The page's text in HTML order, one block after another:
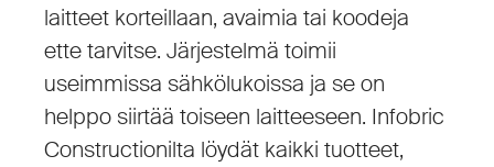
laitteet korteillaan, avaimia tai koodeja
ette tarvitse. Järjestelmä toimii
useimmissa sähkölukoissa ja se on
helppo siirtää toiseen laitteeseen. Infobric
Constructionilta löydät kaikki tuotteet,